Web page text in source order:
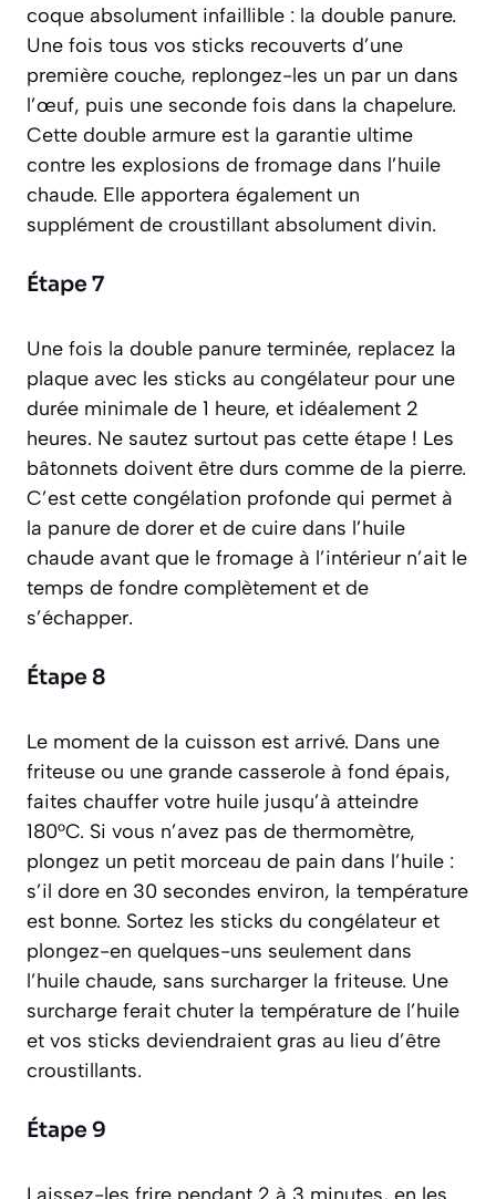
coque absolument infaillible : la double panure.
Une fois tous vos sticks recouverts d’une
première couche, replongez-les un par un dans
l’œuf, puis une seconde fois dans la chapelure.
Cette double armure est la garantie ultime
contre les explosions de fromage dans l’huile
chaude. Elle apportera également un
supplément de croustillant absolument divin.
Étape 7
Une fois la double panure terminée, replacez la
plaque avec les sticks au congélateur pour une
durée minimale de 1 heure, et idéalement 2
heures. Ne sautez surtout pas cette étape ! Les
bâtonnets doivent être durs comme de la pierre.
C’est cette congélation profonde qui permet à
la panure de dorer et de cuire dans l’huile
chaude avant que le fromage à l’intérieur n’ait le
temps de fondre complètement et de
s’échapper.
Étape 8
Le moment de la cuisson est arrivé. Dans une
friteuse ou une grande casserole à fond épais,
faites chauffer votre huile jusqu’à atteindre
180°C. Si vous n’avez pas de thermomètre,
plongez un petit morceau de pain dans l’huile :
s’il dore en 30 secondes environ, la température
est bonne. Sortez les sticks du congélateur et
plongez-en quelques-uns seulement dans
l’huile chaude, sans surcharger la friteuse. Une
surcharge ferait chuter la température de l’huile
et vos sticks deviendraient gras au lieu d’être
croustillants.
Étape 9